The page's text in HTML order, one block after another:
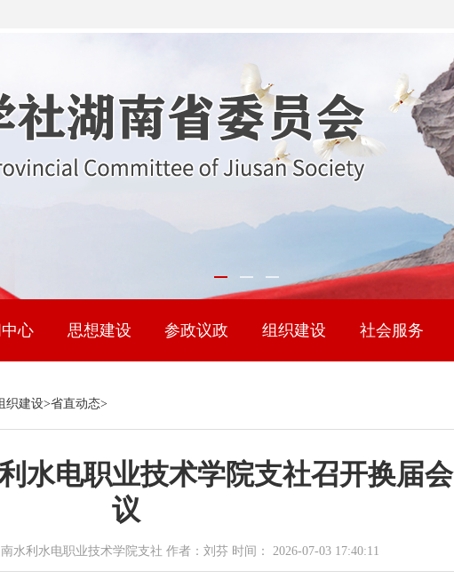
心 思想建设 参政议政 组织建设 社会服务
织建设>省直动态>
水电职业技术学院支社召开换届会
议
水利水电职业技术学院支社 作者：刘芬 时间： 2026-07-03 17:40:11